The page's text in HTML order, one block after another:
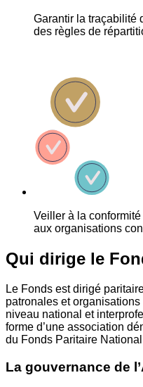
Garantir la traçabilité
des règles de
Veiller à la
aux organisations
Qui dirige le
Le Fonds est dirigé
patronales et
niveau national et
forme d’une association
du Fonds Paritaire
La gouvernance de